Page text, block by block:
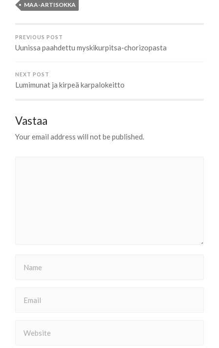
MAA-ARTISOKKA
PREVIOUS POST
Uunissa paahdettu myskikurpitsa-chorizopasta
NEXT POST
Lumimunat ja kirpeä karpalokeitto
Vastaa
Your email address will not be published.